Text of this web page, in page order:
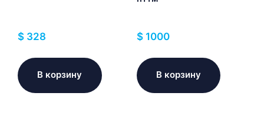
$ 328
В корзину
$1000
В корзину